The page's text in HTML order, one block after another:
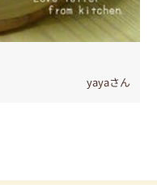
yayaさん